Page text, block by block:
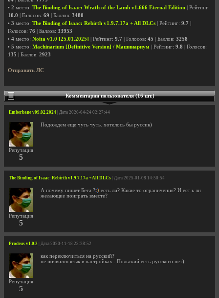
• 2 место: The Binding of Isaac: Wrath of the Lamb v1.666 Eternal Edition | Рейтинг:
10.0 | Голосов: 69 | Баллов: 3480
• 3 место: The Binding of Isaac: Rebirth v1.9.7.17a + All DLCs | Рейтинг: 9.7
Голосов: 76 | Баллов: 33953
• 4 место: Noita v1.0 [25.01.2025] | Рейтинг: 9.7 | Голосов: 45 | Баллов: 3258
• 5 место: Machinarium [Definitive Version] / Машинариум | Рейтинг: 9.8 | Голосов:
135 | Баллов: 2923
Отправить ЛС
Комментарии пользователя (16 шт.)
Emberbane v09.02.2024 | Дата 2026-04-24 02:27:44
Репутация
5
Подождем еще чуть чуть. хотелось бы руссик)
The Binding of Isaac: Rebirth v1.9.7.17a + All DLCs | Дата 2025-01-08 14:50:54
Репутация
5
А почему пишет Бета ?
есть ли? Какие то ограничения? И ест ь ли
желающие поиграть вместе?
Prodeus v1.0.2 | Дата 2020-11-18 23:28:52
Репутация
5
как переключиться на русский?
не появился язык в настройках . Польский есть русского нет)